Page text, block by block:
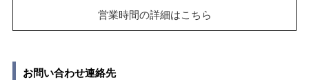
営業時間の詳細はこちら
お問い合わせ連絡先